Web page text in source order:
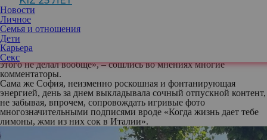
Новости
Личное
Семья и отношения
Дети
Карьера
Секс
на побережье Амальфи в Италии, с друзьями, но без
Манганьелло – и без обручального кольца, которое он надел на
ее безымянный палец в конце ноября 2015 года.
Более того, отсутствовавший супруг умудрился опоздать с
виртуальным поздравлением в запрещенной сети, выложив
достаточно сухой пост лишь на следующий день. «Лучше бы он
этого не делал вообще», – сошлись во мнениях многие
комментаторы.
Сама же София, неизменно роскошная и фонтанирующая
энергией, день за днем выкладывала сочный отпускной контент,
не забывая, впрочем, сопровождать игривые фото
многозначительными подписями вроде «Когда жизнь дает тебе
лимоны, жми из них сок в Италии».